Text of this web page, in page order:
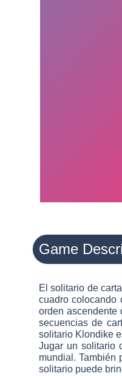
Game
El solitario de
cuadro colocando
orden ascendente
secuencias de
solitario Klondike
Jugar un solitario
mundial. También
solitario puede